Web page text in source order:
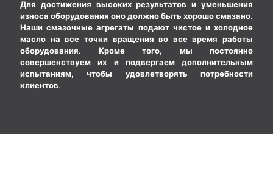
Для достижения высоких результатов и уменьшения
износа оборудования оно должно быть хорошо смазано.
Наши смазочные агрегаты подают чистое и холодное
масло на все точки вращения во все время работы
оборудования. Кроме того, мы постоянно
совершенствуем их и подвергаем дополнительным
испытаниям, чтобы удовлетворять потребности
клиентов.